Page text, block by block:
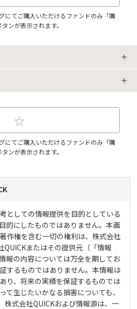
にてご購入いただけるファンドのみ「購
タンが表示されます。
にてご購入いただけるファンドのみ「購
タンが表示されます。
としての情報提供を目的としている
的にしたものではありません。本画
作権を含む一切の権利は、株式会社
QUICKまたはその提供元（「情報
報の内容については万全を期してお
するものではありません。本情報は
り、将来の実績を保証するものでは
て生じたいかなる損害についても、
株式会社QUICKおよび情報源は、一